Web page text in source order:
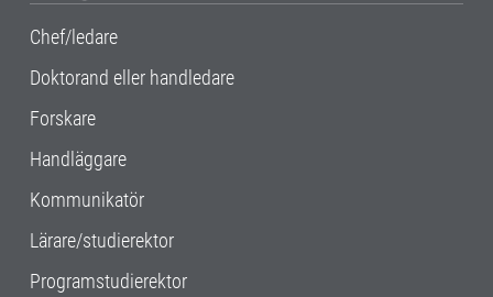
Chef/ledare
Doktorand eller handledare
Forskare
Handläggare
Kommunikatör
Lärare/studierektor
Programstudierektor